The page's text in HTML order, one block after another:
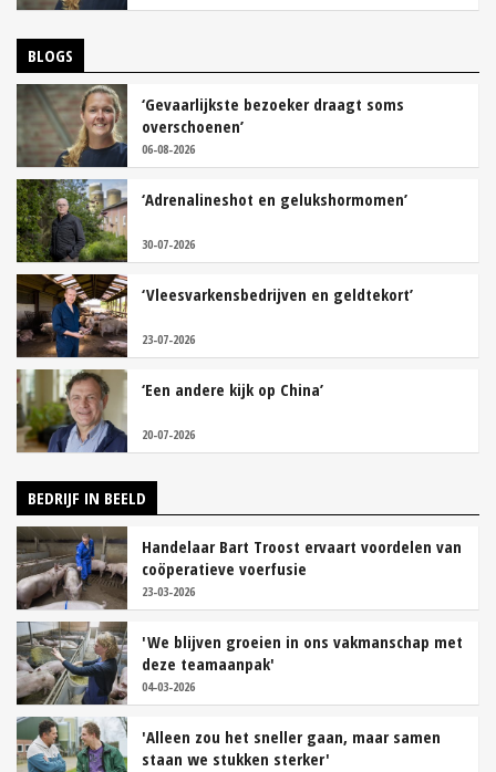
BLOGS
‘Gevaarlijkste bezoeker draagt soms
overschoenen’
06-08-2026
‘Adrenalineshot en gelukshormomen’
30-07-2026
‘Vleesvarkensbedrijven en geldtekort’
23-07-2026
‘Een andere kijk op China’
20-07-2026
BEDRIJF IN BEELD
Handelaar Bart Troost ervaart voordelen van
coöperatieve voerfusie
23-03-2026
'We blijven groeien in ons vakmanschap met
deze teamaanpak'
04-03-2026
'Alleen zou het sneller gaan, maar samen
staan we stukken sterker'